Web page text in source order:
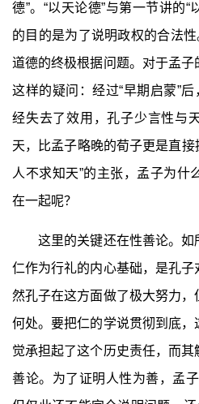
德”。“以天论德”与第一节讲的“
的目的是为了说明政权的合法
道德的终极根据问题。对于孟
这样的疑问：经过“早期启蒙”
经失去了效用，孔子少言性与
天，比孟子略晚的荀子更是直接
人不求知天”的主张，孟子为什
在一起呢？
这里的关键还在性善论。如
仁作为行礼的内心基础，是孔
然孔子在这方面做了极大努力
何处。要把仁的学说贯彻到底
觉承担起了这个历史责任，而
善论。为了证明人性为善，孟子